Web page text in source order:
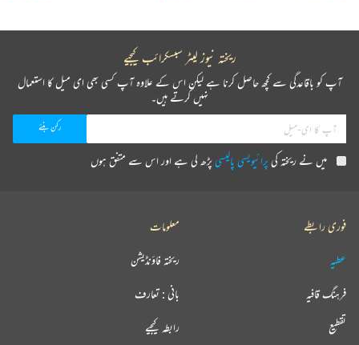
ریختہ نیوز لیٹر سبسکرائب کیجیے
آپ کو باقاعدگی سے کچھ حاصل کرنا ہے لیکن اس کے علاوہ آپ کسی بھی ای میل کا استعمال
نہیں کرتے ہیں۔
میں نے ریختہ کیپرائیویسی پالیسیپڑھ لی ہے اور اس سے متفق ہوں
فوری رابطے
عطیہ
فرہنگ قافیہ
تقطیع
معلومات
ریختہ فاؤنڈیشن
بانی : تعارف
رابطہ کیجیے